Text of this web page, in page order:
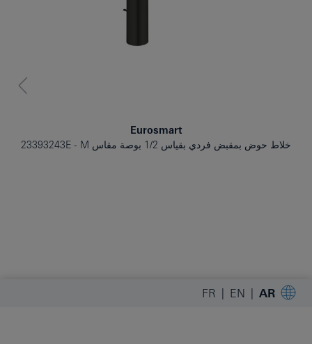
Eurosmart
خلاط حوض بمقبض فردي بقياس 1/2 بوصة مقاس M
23393243E
AR
EN
FR